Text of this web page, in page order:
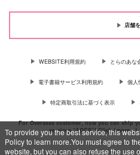
To provide you the best service, this
Policy to learn more.You must agree to
website, but you can also refuse the use
作品詳細
サン
作品
店舗
WEBSITE利用規約 とらのあな
電子書籍サービス利用規約 個人
特定商取引法に基づく表示
For Overseas customer, now you can ship
services “AOCS”! Click